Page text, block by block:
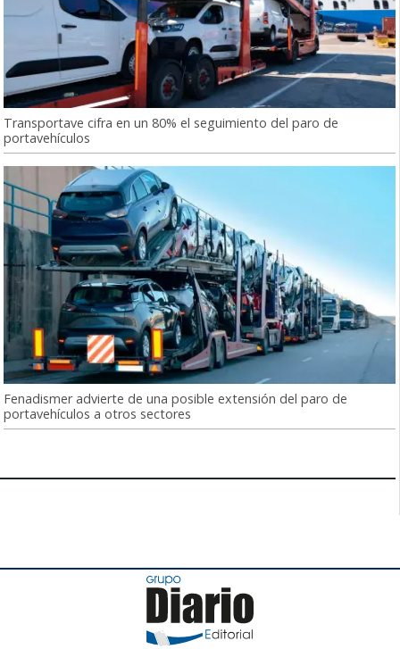
Transportave cifra en un 80% el seguimiento del paro de
portavehículos
Fenadismer advierte de una posible extensión del paro de
portavehículos a otros sectores